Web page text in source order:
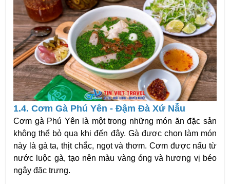
1.4. Cơm Gà Phú Yên - Đậm Đà Xứ Nẫu
Cơm gà Phú Yên là một trong những món ăn đặc sản
không thể bỏ qua khi đến đây. Gà được chọn làm món
này là gà ta, thịt chắc, ngọt và thơm. Cơm được nấu từ
nước luộc gà, tạo nên màu vàng óng và hương vị béo
ngậy đặc trưng.